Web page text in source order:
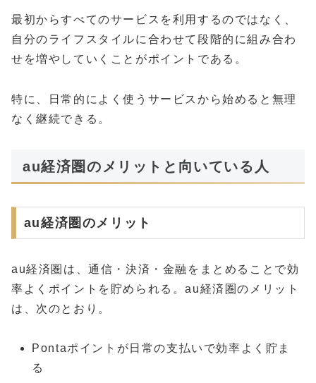
最初からすべてのサービスを利用するのではなく、
自分のライフスタイルに合わせて段階的に組み合わ
せを増やしていくことがポイントである。
特に、日常的によく使うサービスから始めると無理
なく継続できる。
au経済圏のメリットと向いている人
au経済圏のメリット
au経済圏は、通信・決済・金融をまとめることで効
率よくポイントを貯められる。au経済圏のメリット
は、次のとおり。
Pontaポイントが日常の支払いで効率よく貯ま
る